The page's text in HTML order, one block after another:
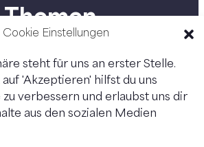
Cookie Einstellungen
steht für uns an erster Stelle.
'Akzeptieren' hilfst du uns
verbessern und erlaubst uns dir
aus den sozialen Medien
Themen